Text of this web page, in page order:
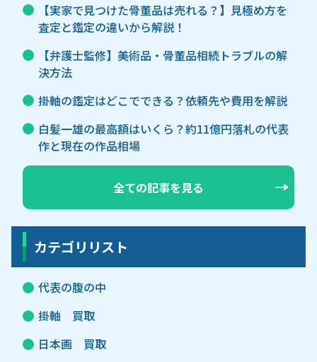
【実家で見つけた骨董品は売れる？】見極め方を
査定と鑑定の違いから解説！
【弁護士監修】美術品・骨董品相続トラブルの解
決方法
掛軸の鑑定はどこでできる？依頼先や費用を解説
白髪一雄の最高額はいくら？約11億円落札の代表
作と現在の作品相場
全ての記事を見る
カテゴリリスト
代表の腹の中
掛軸 買取
日本画 買取